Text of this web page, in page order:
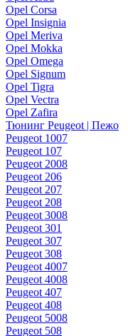
Opel Corsa
Opel Insignia
Opel Meriva
Opel Mokka
Opel Omega
Opel Signum
Opel Tigra
Opel Vectra
Opel Zafira
Тюнинг Peugeot | Пежо
Peugeot 1007
Peugeot 107
Peugeot 2008
Peugeot 206
Peugeot 207
Peugeot 208
Peugeot 3008
Peugeot 301
Peugeot 307
Peugeot 308
Peugeot 4007
Peugeot 4008
Peugeot 407
Peugeot 408
Peugeot 5008
Peugeot 508